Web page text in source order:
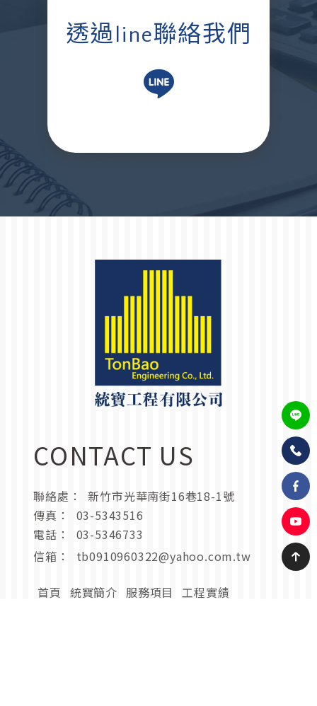
透過line聯絡我們
CONTACT US
聯絡處：
新竹市光華南街16巷18-1號
傳真：
03-5343516
電話：
03-5346733
信箱：
tb0910960322@yahoo.com.tw
首頁 統寶簡介 服務項目
工程實績